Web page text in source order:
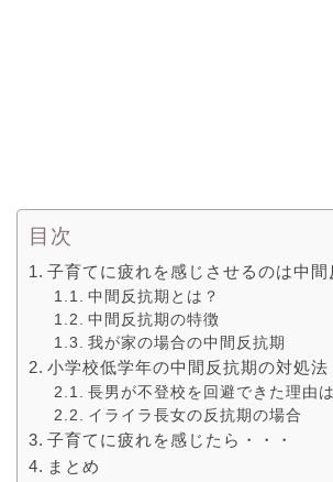
目次
子育てに疲れを感じさせるのは中間
中間反抗期とは？
中間反抗期の特徴
我が家の場合の中間反抗期
小学校低学年の中間反抗期の対処法
長男が不登校を回避できた理由
イライラ長女の反抗期の場合
子育てに疲れを感じたら・・・
まとめ